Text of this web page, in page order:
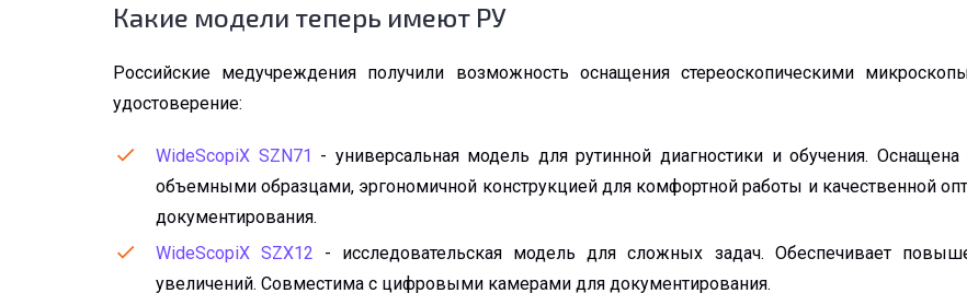
Какие модели теперь имеют РУ
Российские медучреждения получили возможность оснащения стереоскопическими
удостоверение:
WideScopiX SZN71 - универсальная модель для рутинной диагностики и обучения.
объемными образцами, эргономичной конструкцией для комфортной работы и качественной
документирования.
WideScopiX SZX12 - исследовательская модель для сложных задач. Обеспечивает
увеличений. Совместима с цифровыми камерами для документирования.